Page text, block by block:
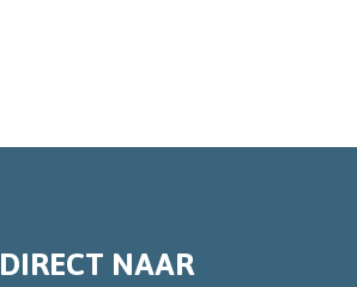
DIRECT NAAR